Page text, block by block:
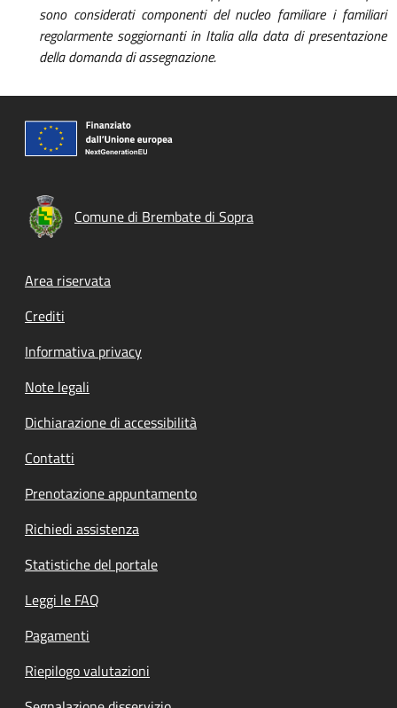
sono considerati componenti del nucleo familiare i familiari
regolarmente soggiornanti in Italia alla data di presentazione
della domanda di assegnazione.
Comune di Brembate di Sopra
Footer menu
Area riservata
Crediti
Informativa privacy
Note legali
Dichiarazione di accessibilità
Contatti
Prenotazione appuntamento
Richiedi assistenza
Statistiche del portale
Leggi le FAQ
Pagamenti
Riepilogo valutazioni